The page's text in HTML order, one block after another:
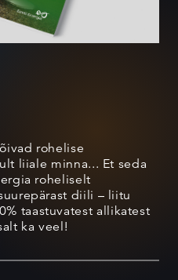
rohelise
liiale minna... Et seda
roheliselt
diili – liitu
taastuvatest allikatest
ka veel!